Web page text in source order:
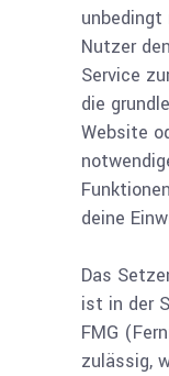
unbedingt
Nutzer
Service
die
Website
deine
Das
ist in der
FMG
zulässig,